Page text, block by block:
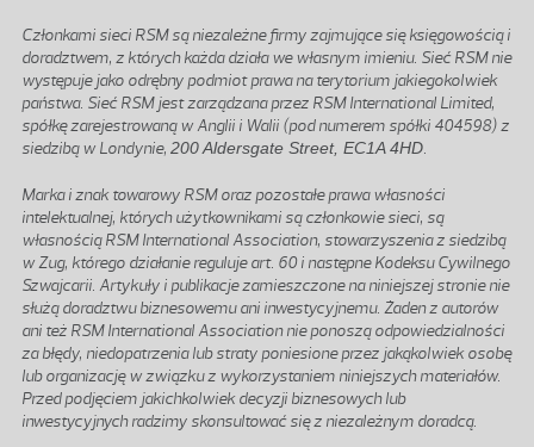
Członkami sieci RSM są niezależne firmy zajmujące się księgowością i
doradztwem, z których każda działa we własnym imieniu. Sieć RSM nie
występuje jako odrębny podmiot prawa na terytorium jakiegokolwiek
państwa. Sieć RSM jest zarządzana przez RSM International Limited,
spółkę zarejestrowaną w Anglii i Walii (pod numerem spółki 404598) z
siedzibą w Londynie, 200 Aldersgate Street, EC1A 4HD.
Marka i znak towarowy RSM oraz pozostałe prawa własności
intelektualnej, których użytkownikami są członkowie sieci, są
własnością RSM International Association, stowarzyszenia z siedzibą
w Zug, którego działanie reguluje art. 60 i następne Kodeksu Cywilnego
Szwajcarii. Artykuły i publikacje zamieszczone na niniejszej stronie nie
służą doradztwu biznesowemu ani inwestycyjnemu. Żaden z autorów
ani też RSM International Association nie ponoszą odpowiedzialności
za błędy, niedopatrzenia lub straty poniesione przez jakąkolwiek osobę
lub organizację w związku z wykorzystaniem niniejszych materiałów.
Przed podjęciem jakichkolwiek decyzji biznesowych lub
inwestycyjnych radzimy skonsultować się z niezależnym doradcą.